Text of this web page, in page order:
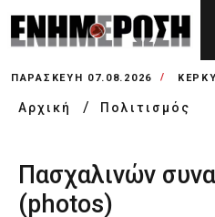
ΠΑΡΑΣΚΕΥΉ 07.08.2026
Αρχική Πολιτισμός
Πασχαλινών
(photos)